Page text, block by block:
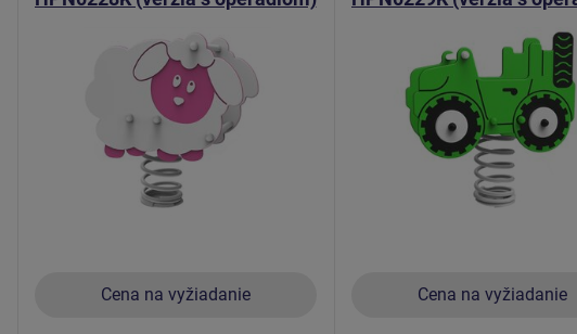
Cena na vyžiadanie Cena na vyžiadanie